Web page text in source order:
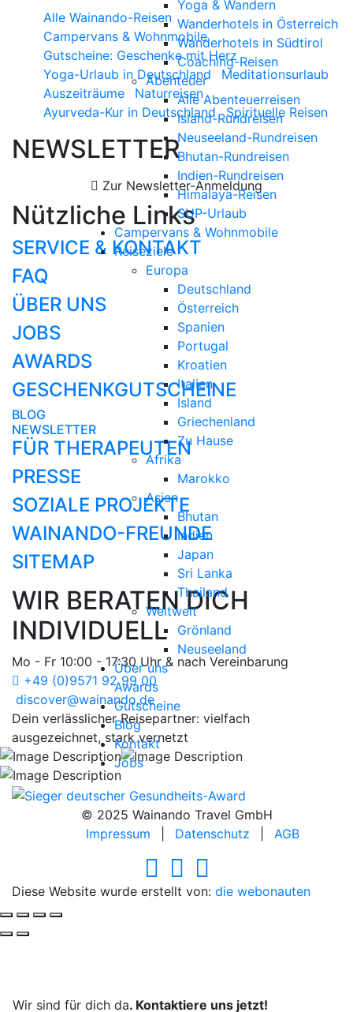
Yoga & Wandern
Wanderhotels in Österreich
Wanderhotels in Südtirol
Coaching-Reisen
Abenteuer
Alle Abenteuerreisen
Island-Rundreisen
Neuseeland-Rundreisen
Bhutan-Rundreisen
Indien-Rundreisen
Himalaya-Reisen
SUP-Urlaub
Campervans & Wohnmobile
Reiseziele
Europa
Deutschland
Österreich
Spanien
Portugal
Kroatien
Italien
Island
Griechenland
Zu Hause
Afrika
Marokko
Asien
Bhutan
Indien
Japan
Sri Lanka
Thailand
Weltweit
Grönland
Neuseeland
Über uns
Awards
Gutscheine
Blog
Kontakt
Jobs
Alle Wainando-Reisen
Campervans & Wohnmobile
Gutscheine: Geschenke mit Herz
Yoga-Urlaub in Deutschland
Meditationsurlaub
Auszeiträume
Naturreisen
Ayurveda-Kur in Deutschland
Spirituelle Reisen
NEWSLETTER
Zur Newsletter-Anmeldung
Nützliche Links
SERVICE & KONTAKT
FAQ
ÜBER UNS
JOBS
AWARDS
GESCHENKGUTSCHEINE
BLOG
NEWSLETTER
FÜR THERAPEUTEN
PRESSE
SOZIALE PROJEKTE
WAINANDO-FREUNDE
SITEMAP
WIR BERATEN DICH
INDIVIDUELL
Mo - Fr 10:00 - 17:30 Uhr & nach Vereinbarung
+49 (0)9571 92 99 00
discover@wainando.de
Dein verlässlicher Reisepartner: vielfach
ausgezeichnet, stark vernetzt
© 2025 Wainando Travel GmbH
Impressum
Datenschutz AGB
Diese Website wurde erstellt von: die webonauten
Wir sind für dich da. Kontaktiere uns jetzt!